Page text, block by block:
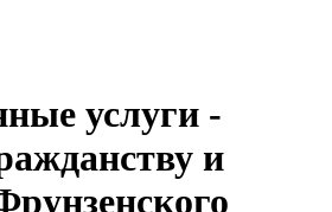
услуги -
и